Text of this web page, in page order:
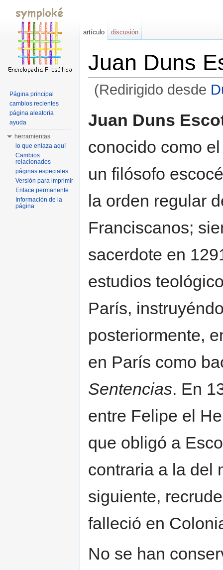
Juan Duns
(Redirigido desde
Juan Duns
conocido como
un filósofo
la orden regular
Franciscanos;
sacerdote en
estudios
París,
posteriormente,
en París como
Sentencias. En
entre Felipe el
que obligó a
contraria a la del
siguiente,
falleció en
No se han
artículo discusión
Página principal
cambios recientes
página aleatoria
ayuda
herramientas
lo que enlaza aquí
Cambios
relacionados
páginas especiales
Versión para imprimir
Enlace permanente
Información de la
página